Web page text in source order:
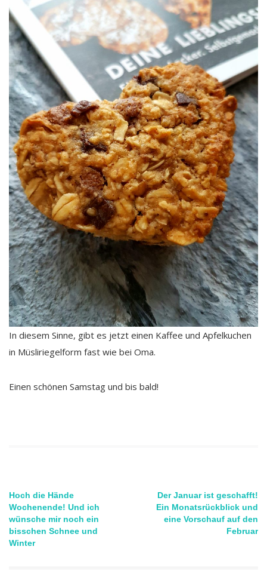
In diesem Sinne, gibt es jetzt einen Kaffee und Apfelkuchen
in Müsliriegelform fast wie bei Oma.
Einen schönen Samstag und bis bald!
Beitragsnavigation
Hoch die Hände
Wochenende! Und ich
wünsche mir noch ein
bisschen Schnee und
Winter
Der Januar ist geschafft!
Ein Monatsrückblick und
eine Vorschauf auf den
Februar